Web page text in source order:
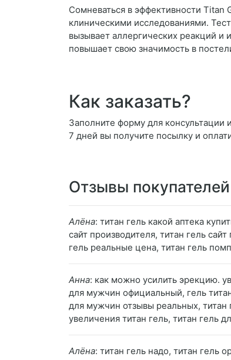
Сомневаться в эффективности
клиническими исследованиями.
вызывает аллергических реакций и
повышает свою значимость в
Как заказать?
Заполните форму для консультации
7 дней вы получите посылку и
Отзывы покупателей
Алёна: титан гель какой аптека
сайт производителя, титан гель
гель реальные цена, титан гель
Анна: как можно усилить эрекцию.
для мужчин официальный, гель
для мужчин отзывы реальных, титан
увеличения титан гель, титан гель
Алёна: титан гель надо, титан гель